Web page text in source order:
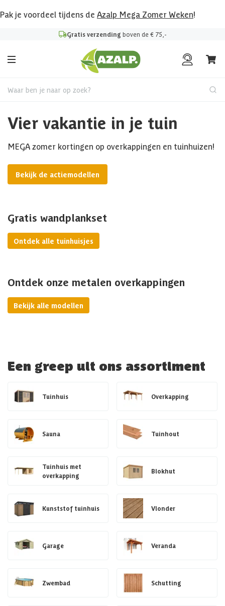
Pak je voordeel tijdens de Azalp Mega Zomer Weken!
Gratis verzending boven de € 75,-
Waar ben je naar op zoek?
Vier vakantie in je tuin
MEGA zomer kortingen op overkappingen en tuinhuizen!
Bekijk de actiemodellen
Gratis wandplankset
Ontdek alle tuinhuisjes
Ontdek onze metalen overkappingen
Bekijk alle modellen
Een greep uit ons assortiment
Tuinhuis Overkapping
Sauna Tuinhout
Tuinhuis met
overkapping
Blokhut
Kunststof tuinhuis Vlonder
Garage Veranda
Zwembad Schutting